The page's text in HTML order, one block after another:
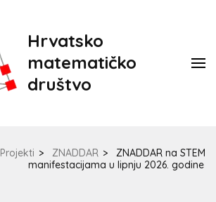
Hrvatsko
matematičko
društvo
Projekti > ZNADDAR >
ZNADDAR na STEM
manifestacijama u lipnju 2026. godine